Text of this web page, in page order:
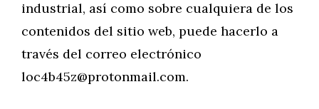
industrial, así como sobre cualquiera de los
contenidos del sitio web, puede hacerlo a
través del correo electrónico
loc4b45z@protonmail.com.